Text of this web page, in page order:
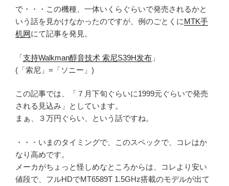
で・・・この機種、一体いくらぐらいで発売されるかと
いう話を見かけなかったのですが、例のごとくにMTK手
机网にて記事を発見。
「支持Walkman醇音技术 索尼S39H发布 」
(「索尼」=「ソニー」)
この記事では、「７月下旬ぐらいに1999元ぐらいで発売
される見込み」としています。
まぁ、３万円ぐらい、という話ですね。
・・・いまのタイミングで、このスペックで、コレはか
なり高めです。
メーカがちょっと怪しめなところからは、コレより安い
値段で、フルHDでMT6589T 1.5GHz搭載のモデルが出て